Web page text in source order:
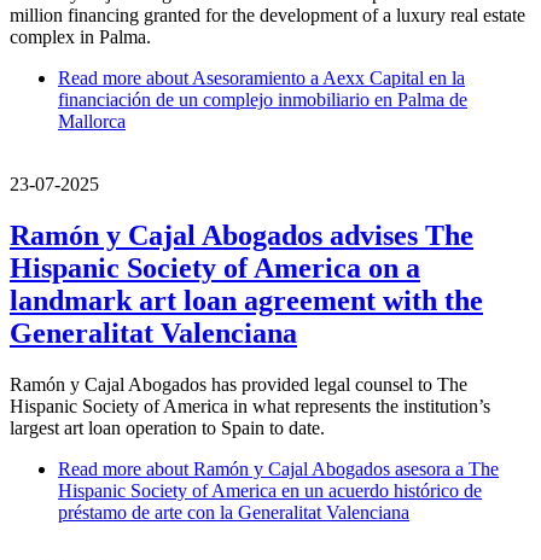
million financing granted for the development of a luxury real estate
complex in Palma.
Read more about Asesoramiento a Aexx Capital en la
financiación de un complejo inmobiliario en Palma de
Mallorca
23-07-2025
Ramón y Cajal Abogados advises The
Hispanic Society of America on a
landmark art loan agreement with the
Generalitat Valenciana
Ramón y Cajal Abogados has provided legal counsel to The
Hispanic Society of America in what represents the institution’s
largest art loan operation to Spain to date.
Read more about Ramón y Cajal Abogados asesora a The
Hispanic Society of America en un acuerdo histórico de
préstamo de arte con la Generalitat Valenciana